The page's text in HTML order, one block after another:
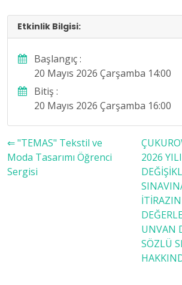
Etkinlik Bilgisi:
Başlangıç :
20 Mayıs 2026 Çarşamba 14:00
Bitiş :
20 Mayıs 2026 Çarşamba 16:00
⇐ "TEMAS" Tekstil ve
Moda Tasarımı Öğrenci
Sergisi
2026
İTİRAZIN
UNVAN
SÖZLÜ